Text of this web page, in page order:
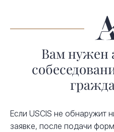
Вам нужен
Если USCIS не обнаружит
заявке, после подачи